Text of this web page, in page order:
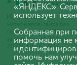
Использование
согласования с ГКБУ
запрещено. © 2005-
2025 ГКБУ ГАПК
«ЯНДЕКС».
использует
Собранная при
информация не
помочь нам